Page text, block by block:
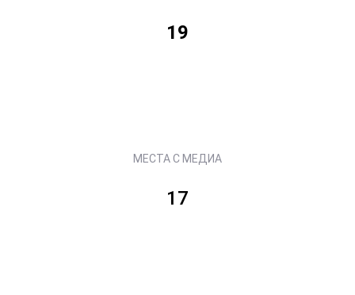
19
МЕСТА С МЕДИА
17